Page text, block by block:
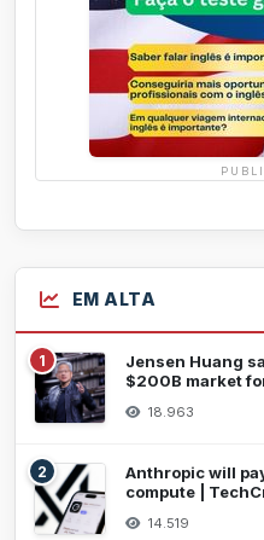
EM ALTA
1
Jensen Huang
$200B market
18.963
2
Anthropic will
compute |
14.519